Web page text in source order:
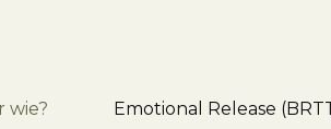
wie? Emotional Release